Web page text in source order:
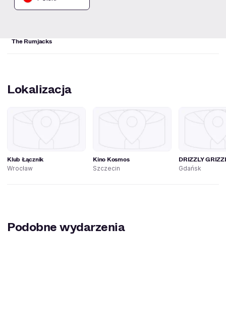
The Rumjacks
Lokalizacja
Klub Łącznik
Wrocław
Kino Kosmos
Szczecin
DRIZZLY
Gdańsk
Podobne wydarzenia